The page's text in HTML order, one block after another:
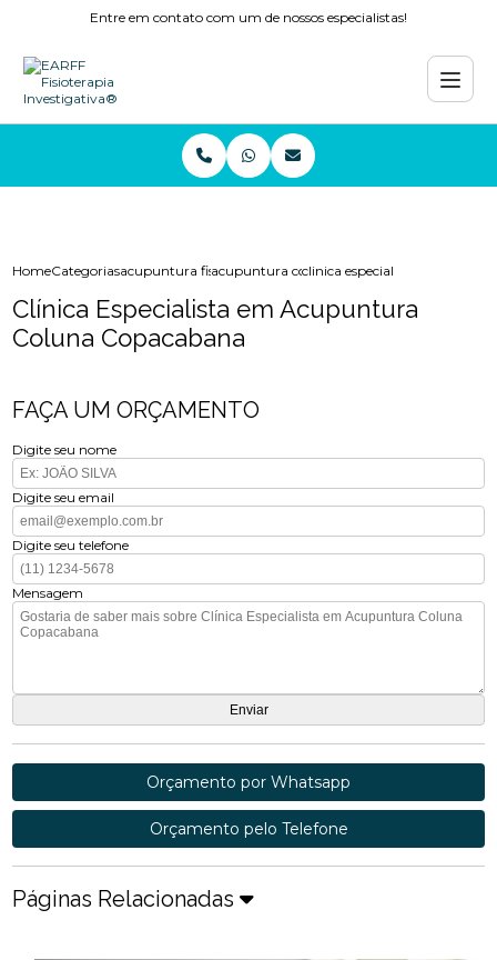
Entre em contato com um de nossos especialistas!
HomeCategoriasacupuntura fisioterapiaacupuntura colunaclinica especialista em
Clínica Especialista em Acupuntura
Coluna Copacabana
FAÇA UM ORÇAMENTO
Digite seu nome
Digite seu email
Digite seu telefone
Mensagem
Orçamento por Whatsapp
Orçamento pelo Telefone
Páginas Relacionadas